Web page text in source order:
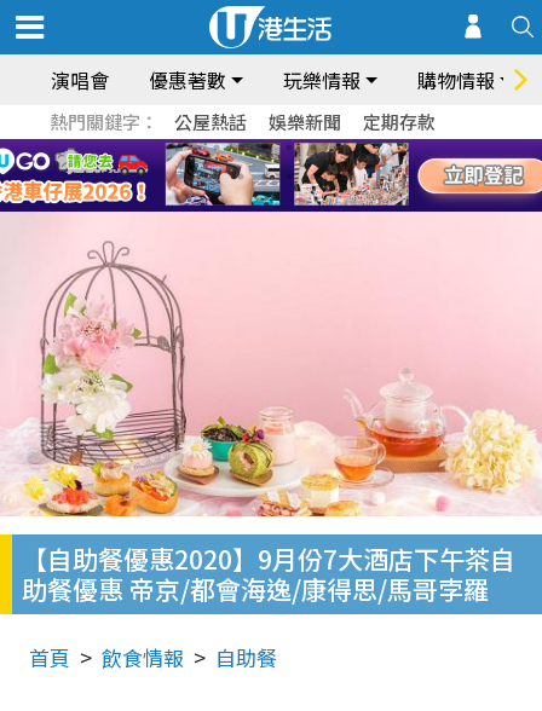
演唱會 優惠著數 玩樂情報 購物情報
熱門關鍵字： 公屋熱話 娛樂新聞 定期存款
【自助餐優惠2020】9月份7大酒店下午茶自
助餐優惠 帝京/都會海逸/康得思/馬哥孛羅
首頁 飲食情報 自助餐